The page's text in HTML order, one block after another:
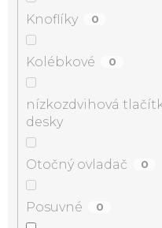
Knoflíky 0
Kolébkové 0
nízkozdvihová
desky
Otočný ovladač 0
Posuvné 0